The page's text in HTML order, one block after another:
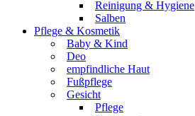
Reinigung & Hygiene
Salben
Pflege & Kosmetik
Baby & Kind
Deo
empfindliche Haut
Fußpflege
Gesicht
Pflege